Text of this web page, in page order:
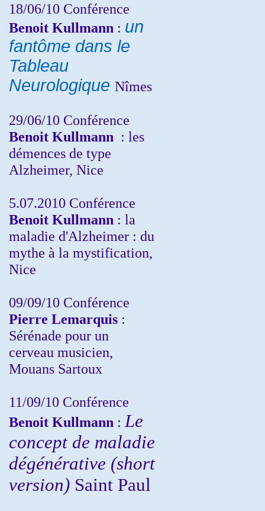
18/06/10 Conférence
Benoit Kullmann : un
fantôme dans le
Tableau
Neurologique Nîmes
29/06/10 Conférence
Benoit Kullmann : les
démences de type
Alzheimer, Nice
5.07.2010 Conférence
Benoit Kullmann : la
maladie d'Alzheimer : du
mythe à la mystification,
Nice
09/09/10 Conférence
Pierre Lemarquis :
Sérénade pour un
cerveau musicien,
Mouans Sartoux
11/09/10 Conférence
Benoit Kullmann : Le
concept de maladie
dégénérative (short
version) Saint Paul